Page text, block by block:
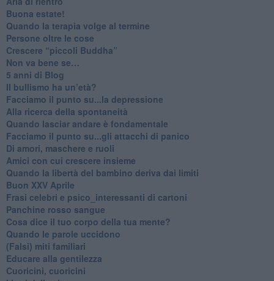
Buona estate!
​Quando la terapia volge al termine
​Persone oltre le cose
​Crescere “piccoli Buddha”
Non va bene se…
​5 anni di Blog
​Il bullismo ha un’età?
Facciamo il punto su...la depressione
​Alla ricerca della spontaneità
​Quando lasciar andare è fondamentale
Facciamo il punto su...gli attacchi di panico
Di amori, maschere e ruoli
​Amici con cui crescere insieme
​Quando la libertà del bambino deriva dai limiti
Buon XXV Aprile
​Frasi celebri e psico_interessanti di cartoni
​Panchine rosso sangue
​Cosa dice il tuo corpo della tua mente?
​Quando le parole uccidono
​(Falsi) miti familiari
​Educare alla gentilezza
​Cuoricini, cuoricini